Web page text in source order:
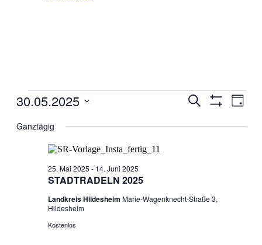
Veranstaltungen
für
30.
und
Suche
Tag
30.05.2025
wählen.
Ganztägig
STADTRADELN 2025
25. Mai 2025 - 14. Juni 2025
Landkreis Hildesheim Marie-Wagenknecht-Straße 3,
Hildesheim
Kostenlos